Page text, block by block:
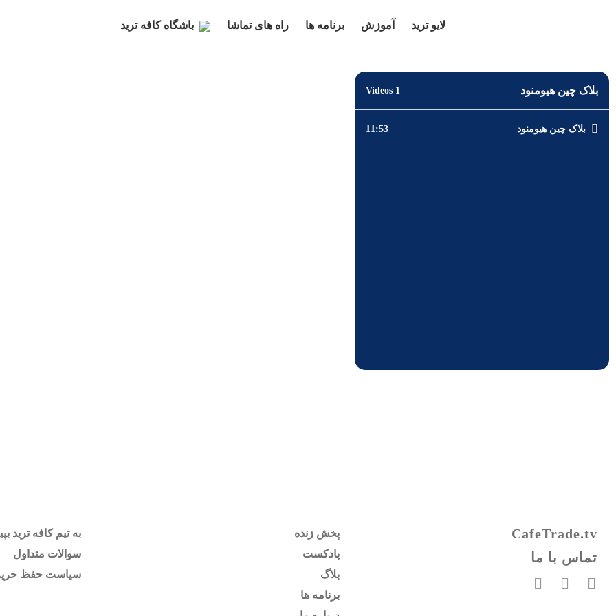
لایو ترید آموزش برنامه ها راه های تماشا باشگاه کافه ترید
بلاک چین هیومنود 1 Videos
بلاک چین هیومنود 11:53
CafeTrade.tv
تماس با ما
پخش زنده
پادکست
بلاگ
برنامه ها
به تیم کافه ترید
سوالات متداول
سیاست حفظ